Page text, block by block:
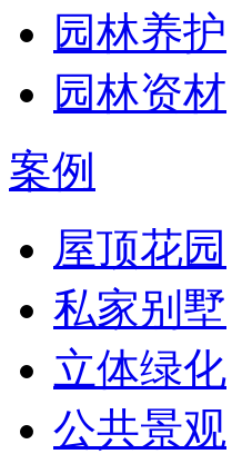
园林养护
园林资材
案例
屋顶花园
私家别墅
立体绿化
公共景观